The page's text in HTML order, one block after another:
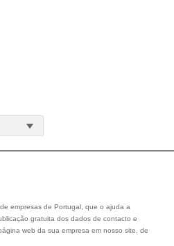
empresas de Portugal, que o ajuda a
gratuita dos dados de contacto e
web da sua empresa em nosso site, de